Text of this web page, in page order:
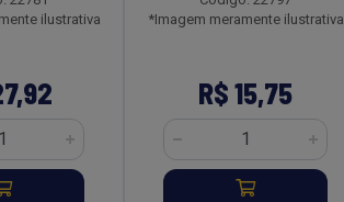
ilustrativa
*Imagem meramente ilustrativa
R$ 15,75